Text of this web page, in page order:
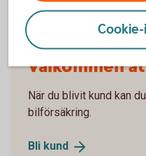
Välkommen
När du blivit kund kan
bilförsäkring.
Bli kund